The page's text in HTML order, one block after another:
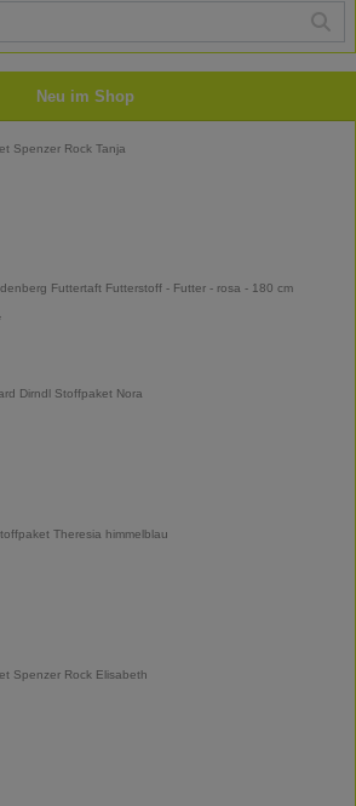
Neu im Shop
Spenzer Rock Tanja
Futtertaft Futterstoff - Futter - rosa - 180 cm
Dirndl Stoffpaket Nora
Theresia himmelblau
Spenzer Rock Elisabeth